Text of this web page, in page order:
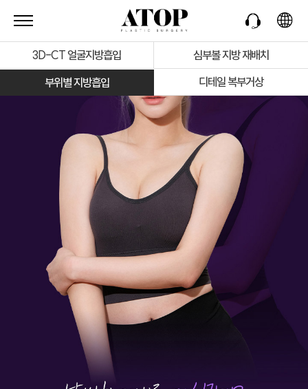
3D-CT 얼굴지방흡입
심부볼 지방 재배치
부위별 지방흡입
디테일 복부거상